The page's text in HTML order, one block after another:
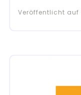
Veröffentlicht auf